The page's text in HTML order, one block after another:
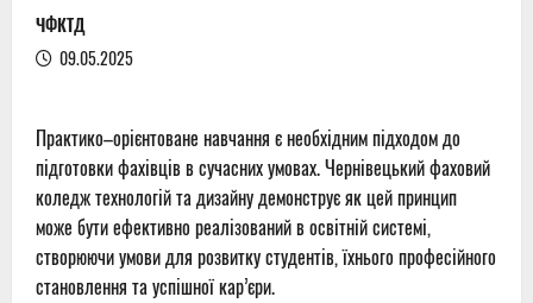
ЧФКТД
09.05.2025
Практико–орієнтоване навчання є необхідним підходом до
підготовки фахівців в сучасних умовах. Чернівецький фаховий
коледж технологій та дизайну демонструє як цей принцип
може бути ефективно реалізований в освітній системі,
створюючи умови для розвитку студентів, їхнього професійного
становлення та успішної кар’єри.